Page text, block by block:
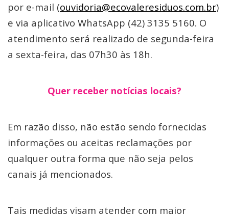
por e-mail (ouvidoria@ecovaleresiduos.com.br)
e via aplicativo WhatsApp (42) 3135 5160. O
atendimento será realizado de segunda-feira
a sexta-feira, das 07h30 às 18h.
Quer receber notícias locais?
Em razão disso, não estão sendo fornecidas
informações ou aceitas reclamações por
qualquer outra forma que não seja pelos
canais já mencionados.
Tais medidas visam atender com maior